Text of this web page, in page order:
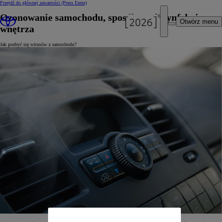
Przejdź do głównej zawartości (Press Enter)
Otwórz menu
Ozonowanie samochodu, sposób na dezynfekcję
wnętrza
Jak pozbyć się wirusów z samochodu?